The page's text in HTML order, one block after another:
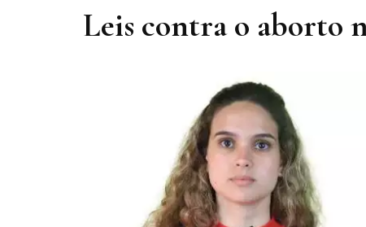
Leis contra o aborto